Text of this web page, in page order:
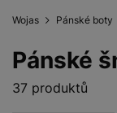
Wojas Pánské boty
Pánské
37 produktů